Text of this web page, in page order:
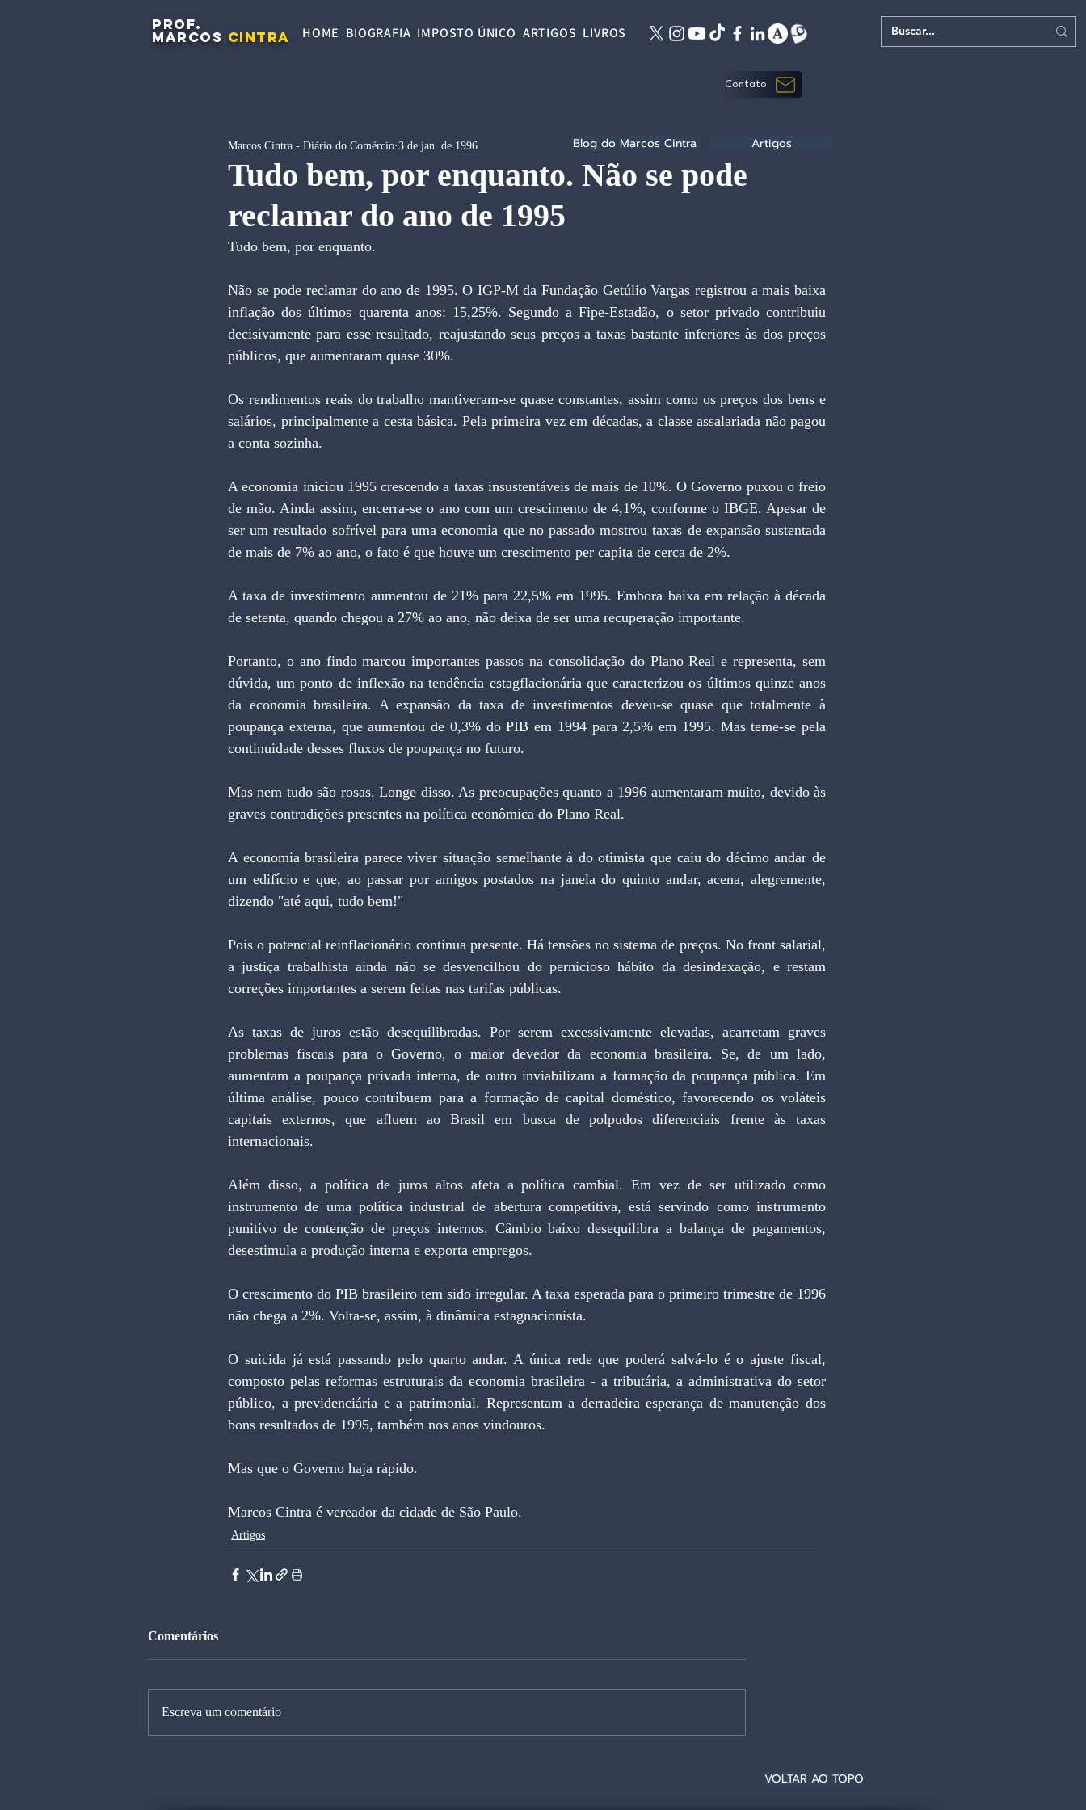
PROF.
MARCOS CINTRA HOME BIOGRAFIA IMPOSTO ÚNICO ARTIGOS LIVROS
Contato
Tudo bem, por enquanto. Não se pode
reclamar do ano de 1995
Marcos Cintra - Diário do Comércio 3 de jan. de 1996
Tudo bem, por enquanto.
Não se pode reclamar do ano de 1995. O IGP-M da Fundação Getúlio Vargas registrou a mais baixa
inflação dos últimos quarenta anos: 15,25%. Segundo a Fipe-Estadão, o setor privado contribuiu
decisivamente para esse resultado, reajustando seus preços a taxas bastante inferiores às dos preços
públicos, que aumentaram quase 30%.
Os rendimentos reais do trabalho mantiveram-se quase constantes, assim como os preços dos bens e
salários, principalmente a cesta básica. Pela primeira vez em décadas, a classe assalariada não pagou
a conta sozinha.
A economia iniciou 1995 crescendo a taxas insustentáveis de mais de 10%. O Governo puxou o freio
de mão. Ainda assim, encerra-se o ano com um crescimento de 4,1%, conforme o IBGE. Apesar de
ser um resultado sofrível para uma economia que no passado mostrou taxas de expansão sustentada
de mais de 7% ao ano, o fato é que houve um crescimento per capita de cerca de 2%.
A taxa de investimento aumentou de 21% para 22,5% em 1995. Embora baixa em relação à década
de setenta, quando chegou a 27% ao ano, não deixa de ser uma recuperação importante.
Portanto, o ano findo marcou importantes passos na consolidação do Plano Real e representa, sem
dúvida, um ponto de inflexão na tendência estagflacionária que caracterizou os últimos quinze anos
da economia brasileira. A expansão da taxa de investimentos deveu-se quase que totalmente à
poupança externa, que aumentou de 0,3% do PIB em 1994 para 2,5% em 1995. Mas teme-se pela
continuidade desses fluxos de poupança no futuro.
Mas nem tudo são rosas. Longe disso. As preocupações quanto a 1996 aumentaram muito, devido às
graves contradições presentes na política econômica do Plano Real.
A economia brasileira parece viver situação semelhante à do otimista que caiu do décimo andar de
um edifício e que, ao passar por amigos postados na janela do quinto andar, acena, alegremente,
dizendo "até aqui, tudo bem!"
Pois o potencial reinflacionário continua presente. Há tensões no sistema de preços. No front salarial,
a justiça trabalhista ainda não se desvencilhou do pernicioso hábito da desindexação, e restam
correções importantes a serem feitas nas tarifas públicas.
As taxas de juros estão desequilibradas. Por serem excessivamente elevadas, acarretam graves
problemas fiscais para o Governo, o maior devedor da economia brasileira. Se, de um lado,
aumentam a poupança privada interna, de outro inviabilizam a formação da poupança pública. Em
última análise, pouco contribuem para a formação de capital doméstico, favorecendo os voláteis
capitais externos, que afluem ao Brasil em busca de polpudos diferenciais frente às taxas
internacionais.
Além disso, a política de juros altos afeta a política cambial. Em vez de ser utilizado como
instrumento de uma política industrial de abertura competitiva, está servindo como instrumento
punitivo de contenção de preços internos. Câmbio baixo desequilibra a balança de pagamentos,
desestimula a produção interna e exporta empregos.
O crescimento do PIB brasileiro tem sido irregular. A taxa esperada para o primeiro trimestre de 1996
não chega a 2%. Volta-se, assim, à dinâmica estagnacionista.
O suicida já está passando pelo quarto andar. A única rede que poderá salvá-lo é o ajuste fiscal,
composto pelas reformas estruturais da economia brasileira - a tributária, a administrativa do setor
público, a previdenciária e a patrimonial. Representam a derradeira esperança de manutenção dos
bons resultados de 1995, também nos anos vindouros.
Mas que o Governo haja rápido.
Marcos Cintra é vereador da cidade de São Paulo.
Artigos
Comentários
Escreva um comentário
Blog do Marcos Cintra Artigos
VOLTAR AO TOPO